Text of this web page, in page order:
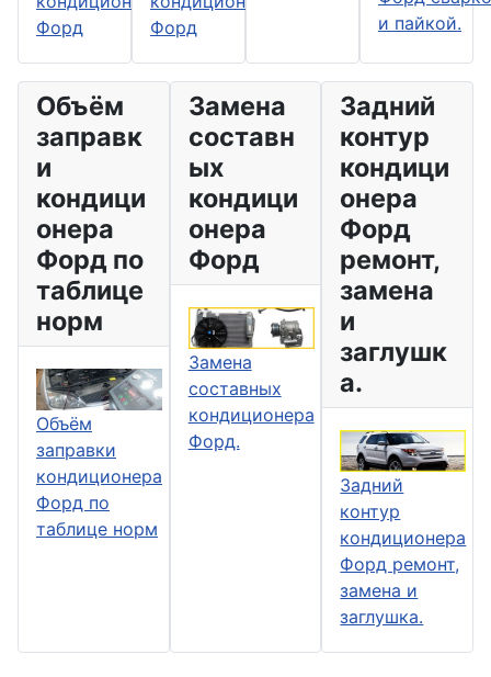
Форд
Форд
и пайкой.
Объём
заправк
и
кондици
онера
Форд по
таблице
норм
Объём
заправки
кондиционера
Форд по
таблице норм
Замена
составн
ых
кондици
онера
Форд
Замена
составных
кондиционера
Форд.
Задний
контур
кондици
онера
Форд
ремонт,
замена
и
заглушк
а.
Задний
контур
кондиционера
Форд ремонт,
замена и
заглушка.